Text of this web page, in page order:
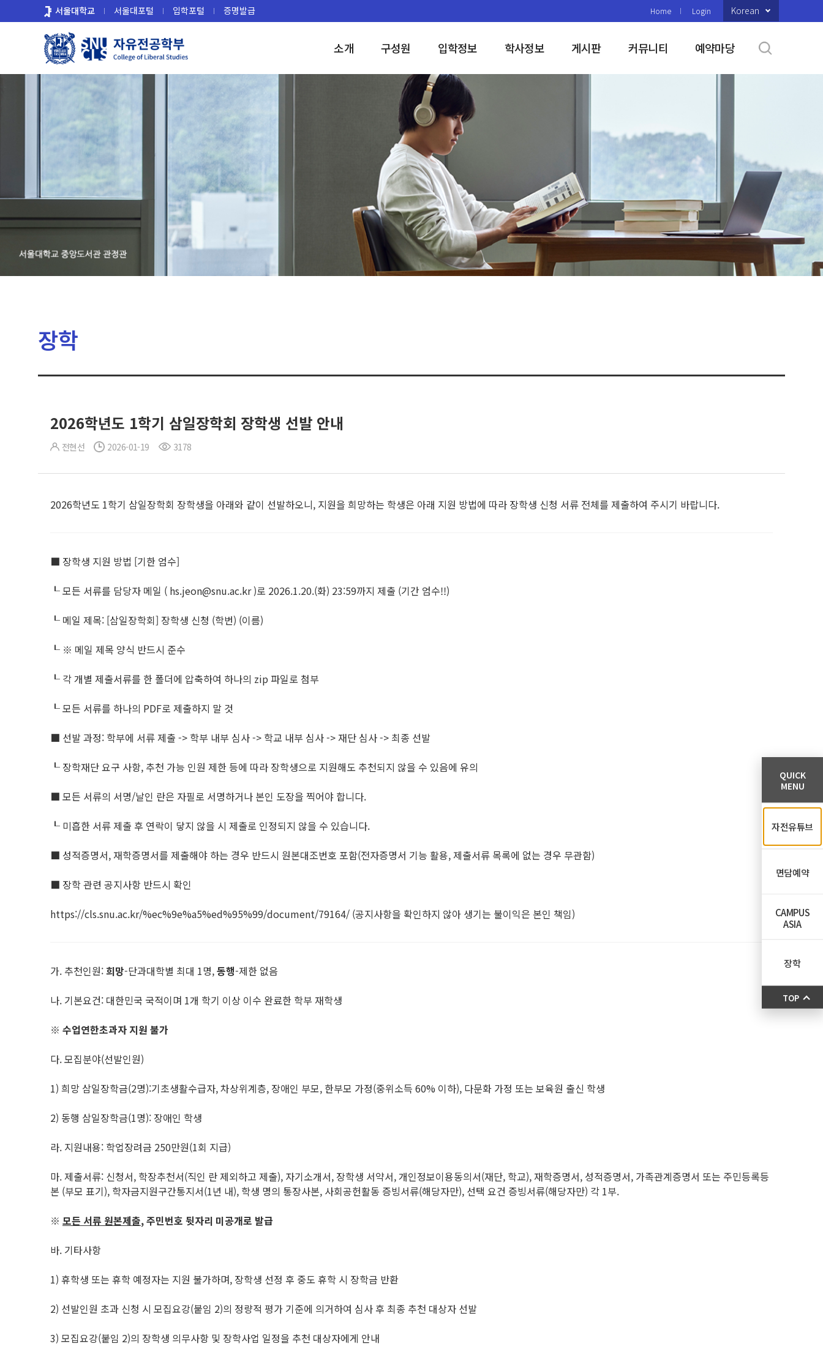
로
서울대학교 서울대포털 입학포털 증명발급 Home Login Korean
소개 구성원 입학정보 학사정보 게시판 커뮤니티 예약마당
장학
2026학년도 1학기 삼일장학회 장학생 선발 안내
전현선 2026-01-19 3178
2026학년도 1학기 삼일장학회 장학생을 아래와 같이 선발하오니, 지원을 희망하는 학생은 아래 지원 방법에 따라 장학생 신청 서류 전체를 제출하여 주시기 바랍니다.
■ 장학생 지원 방법 [기한 엄수]
┖ 모든 서류를 담당자 메일 ( hs.jeon@snu.ac.kr )로 2026.1.20.(화) 23:59까지 제출 (기간 엄수!!)
┖ 메일 제목: [삼일장학회] 장학생 신청 (학번) (이름)
┖ ※ 메일 제목 양식 반드시 준수
┖ 각 개별 제출서류를 한 폴더에 압축하여 하나의 zip 파일로 첨부
┖ 모든 서류를 하나의 PDF로 제출하지 말 것
■ 선발 과정: 학부에 서류 제출 -> 학부 내부 심사 -> 학교 내부 심사 -> 재단 심사 -> 최종 선발
┖ 장학재단 요구 사항, 추천 가능 인원 제한 등에 따라 장학생으로 지원해도 추천되지 않을 수 있음에 유의
■ 모든 서류의 서명/날인 란은 자필로 서명하거나 본인 도장을 찍어야 합니다.
┖ 미흡한 서류 제출 후 연락이 닿지 않을 시 제출로 인정되지 않을 수 있습니다.
■ 성적증명서, 재학증명서를 제출해야 하는 경우 반드시 원본대조번호 포함(전자증명서 기능 활용, 제출서류 목록에 없는 경우 무관함)
■ 장학 관련 공지사항 반드시 확인
https://cls.snu.ac.kr/%ec%9e%a5%ed%95%99/document/79164/ (공지사항을 확인하지 않아 생기는 불이익은 본인 책임)
가. 추천인원:희망-단과대학별 최대 1명,동행-제한 없음
나. 기본요건: 대한민국 국적이며 1개 학기 이상 이수 완료한 학부 재학생
※ 수업연한초과자 지원 불가
다. 모집분야(선발인원)
1) 희망 삼일장학금(2명):기초생활수급자, 차상위계층, 장애인 부모, 한부모 가정(중위소득 60% 이하), 다문화 가정 또는 보육원 출신 학생
2) 동행 삼일장학금(1명): 장애인 학생
라. 지원내용: 학업장려금 250만원(1회 지급)
마. 제출서류: 신청서, 학장추천서(직인 란 제외하고 제출), 자기소개서, 장학생 서약서, 개인정보이용동의서(재단, 학교), 재학증명서, 성적증명서, 가족관계증명서 또는 주민등록등
본 (부모 표기), 학자금지원구간통지서(1년 내), 학생 명의 통장사본, 사회공헌활동 증빙서류(해당자만), 선택 요건 증빙서류(해당자만) 각 1부.
※ 모든 서류 원본제출,주민번호 뒷자리 미공개로 발급
바. 기타사항
1) 휴학생 또는 휴학 예정자는 지원 불가하며, 장학생 선정 후 중도 휴학 시 장학금 반환
2) 선발인원 초과 신청 시 모집요강(붙임 2)의 정량적 평가 기준에 의거하여 심사 후 최종 추천 대상자 선발
3) 모집요강(붙임 2)의 장학생 의무사항 및 장학사업 일정을 추천 대상자에게 안내
QUICK
MENU
자전유튜브
면담예약
CAMPUS
ASIA
장학
TOP